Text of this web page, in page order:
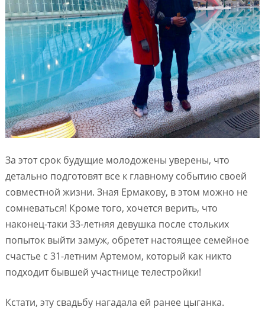
За этот срок будущие молодожены уверены, что
детально подготовят все к главному событию своей
совместной жизни. Зная Ермакову, в этом можно не
сомневаться! Кроме того, хочется верить, что
наконец-таки 33-летняя девушка после стольких
попыток выйти замуж, обретет настоящее семейное
счастье с 31-летним Артемом, который как никто
подходит бывшей участнице телестройки!
Кстати, эту свадьбу нагадала ей ранее цыганка.